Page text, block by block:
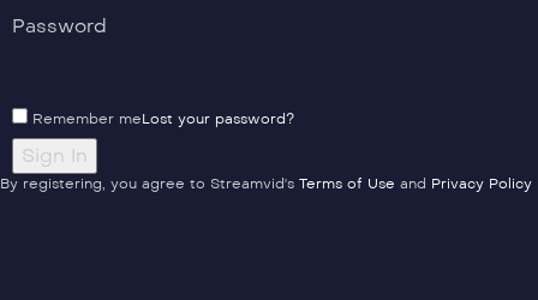
Password
Remember meLost your password?
By registering, you agree to Streamvid's Terms of Use and Privacy Policy